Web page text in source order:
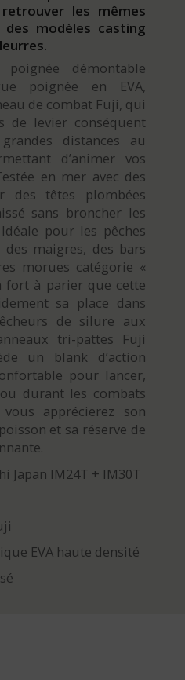
les mêmes
des modèles casting
démontable
poignée en EVA,
de combat Fuji, qui
de levier conséquent
distances au
d’animer vos
en mer avec des
des têtes plombées
sans broncher les
pour les pêches
maigres, des bars
morues catégorie «
fort à parier que cette
sa place dans
de silure aux
tri-pattes Fuji
un blank d’action
pour lancer,
durant les combats
apprécierez son
et sa réserve de
Japan IM24T + IM30T
EVA haute densité